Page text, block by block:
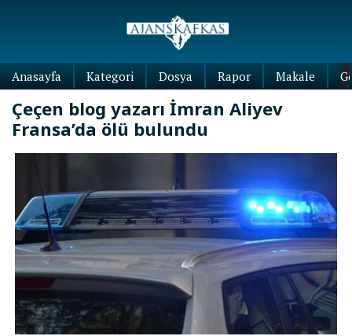
Anasayfa Kategori Dosya Rapor Makale
Çeçen blog yazarı İmran Aliyev
Fransa’da ölü bulundu